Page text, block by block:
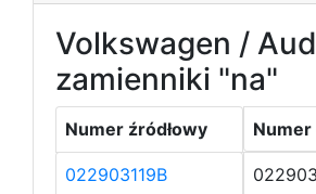
Volkswagen /
zamienniki "na"
Numer źródłowy
022903119B